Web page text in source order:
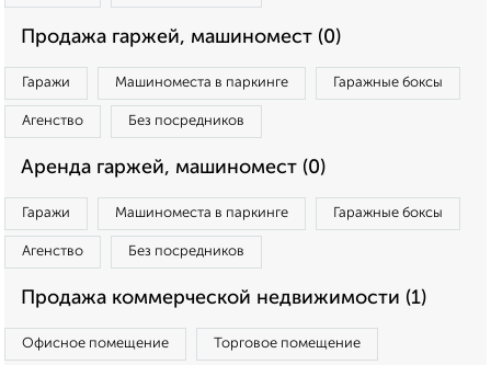
Продажа гаржей, машиномест (0)
Гаражи Машиноместа в паркинге Гаражные боксы
Агенство Без посредников
Аренда гаржей, машиномест (0)
Гаражи Машиноместа в паркинге Гаражные боксы
Агенство Без посредников
Продажа коммерческой недвижимости (1)
Офисное помещение Торговое помещение